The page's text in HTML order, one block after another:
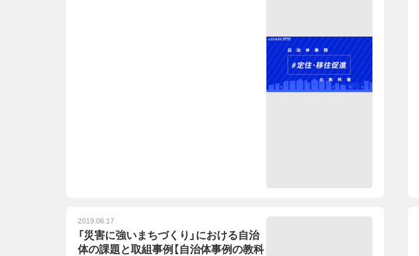
2019.06.17
「災害に強いまちづくり」における自治
体の課題と取組事例【自治体事例の教科